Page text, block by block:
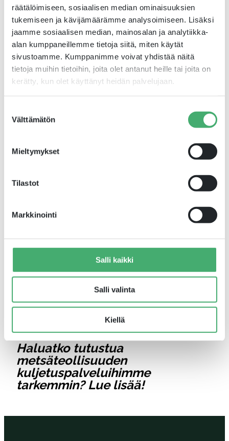
räätälöimiseen, sosiaalisen median ominaisuuksien
tukemiseen ja kävijämäärämme analysoimiseen. Lisäksi
jaamme sosiaalisen median, mainosalan ja analytiikka-
alan kumppaneillemme tietoja siitä, miten käytät
sivustoamme. Kumppanimme voivat yhdistää näitä
tietoja muihin tietoihin, joita olet antanut heille tai joita on
kerätty, kun olet käyttänyt heidän palvelujaan.
valinta
Välttämätön
Mieltymykset
Tilastot
Markkinointi
Salli kaikki
Salli valinta
Kiellä
Yksi esimerkki Tarkkalan vastuullisesta
esimerkillisestä toiminnasta on joulukuulta
2024. Eräänä joulukuisena iltana LFS:n tontilla
kuormaa lastaamassa ollut Tarkkalan
kuljettaja haistoi satamassa jotain erikoista ja
syttynyt tulipalo. Kuljettaja hälytti paikalle
henkilökunnalle. Kuljettajan esimerkillisen
toiminnan ansiosta vältyttiin suuremmilta
voinut palaa yli 4000 neliötä ilman Tarkkalan
että Tarkkalan kuljettajat todella
omistautuvat työllensä”, Nordström kiittelee.
Stevedoringiin
Haluatko tutustua
metsäteollisuuden
kuljetuspalveluihimme
tarkemmin?Lue lisää!